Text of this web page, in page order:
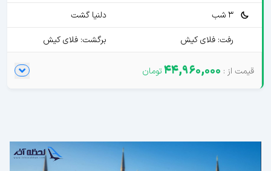
3 شب
دلنیا گشت
رفت: فلای کیش
برگشت: فلای کیش
44,960,000